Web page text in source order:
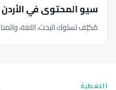
سيو المحتوى في الأردن
مُكيّف لسلوك البحث، اللغة،
التغطية